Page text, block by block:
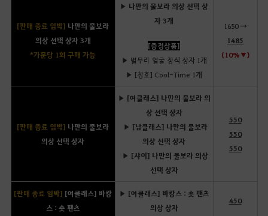
[판매 종료 임박] 나만의 물보라
의상 선택 상자 3개
*가문당 1회 구매 가능
▶ 나만의 물보라 의상 선택 상
자 3개
[증정상품]
▶ 별무리 얼굴 장식 상자 1개
▶ [칭호] Cool-Time 1개
1650 →
1485
(10%▼)
[판매 종료 임박] 나만의 물보라
의상 선택 상자
▶ [여클래스] 나만의 물보라 의
상 선택 상자
▶ [남클래스] 나만의 물보라
의상 선택 상자
▶ [샤이] 나만의 물보라 의상
선택 상자
550
550
550
[판매 종료 임박] [여클래스] 바캉
스 : 숏 팬츠
▶ [여클래스] 바캉스 : 숏 팬츠
의상 상자
450